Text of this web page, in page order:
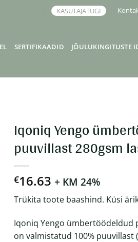
KASUTAJATUGI
SERTIFIKAADID JÕULUKINGITUSTE
Iqoniq Yengo
puuvillast 280gsm
€16.63 + KM 24%
Trükita toote baashind. Küsi
Iqoniq Yengo ümbertöödeldud
on valmistatud 100% puuvillast